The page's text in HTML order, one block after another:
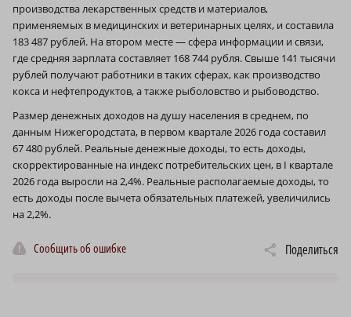
производства лекарственных средств и материалов,
применяемых в медицинских и ветеринарных целях, и составила
183 487 рублей. На втором месте — сфера информации и связи,
где средняя зарплата составляет 168 744 рубля. Свыше 141 тысячи
рублей получают работники в таких сферах, как производство
кокса и нефтепродуктов, а также рыболовство и рыбоводство.
Размер денежных доходов на душу населения в среднем, по
данным Нижегородстата, в первом квартале 2026 года составил
67 480 рублей. Реальные денежные доходы, то есть доходы,
скорректированные на индекс потребительских цен, в I квартале
2026 года выросли на 2,4%. Реальные располагаемые доходы, то
есть доходы после вычета обязательных платежей, увеличились
на 2,2%.
Сообщить об ошибке Поделиться